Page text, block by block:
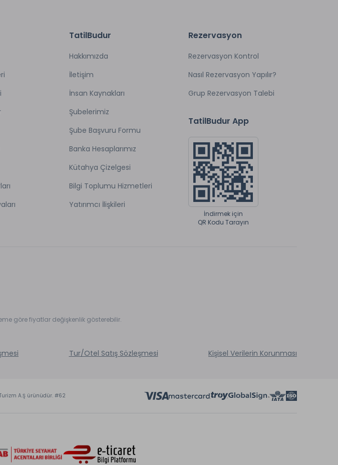
TatilBudur
Hakkımızda
İletişim
İnsan Kaynakları
Şubelerimiz
Şube Başvuru Formu
Banka Hesaplarımız
Kütahya Çizelgesi
Bilgi Toplumu Hizmetleri
Yatırımcı İlişkileri
Rezervasyon
Rezervasyon Kontrol
Nasıl Rezervasyon Yapılır?
Grup Rezervasyon Talebi
TatilBudur App
İndirmek için
QR Kodu Tarayın
göre fiyatlar değişkenlik gösterebilir.
Tur/Otel Satış Sözleşmesi Kişisel Verilerin Korunması
A.Ş ürünüdür. #62